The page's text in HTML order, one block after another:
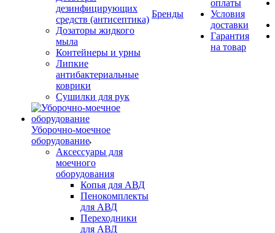
дезинфицирующих
средств (антисептика)
Дозаторы жидкого
мыла
Контейнеры и урны
Липкие
антибактериальные
коврики
Сушилки для рук
Уборочно-моечное
оборудование
Аксессуары для
моечного
оборудования
Копья для АВД
Пенокомплекты
для АВД
Переходники
для АВД
Бренды
оплаты
Условия
доставки
Гарантия
на товар